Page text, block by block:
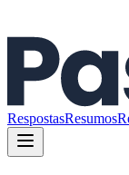
RespostasResumos